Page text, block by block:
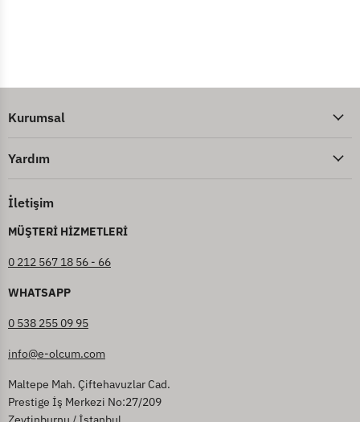
Kurumsal
Yardım
İletişim
MÜŞTERİ HİZMETLERİ
0 212 567 18 56 - 66
WHATSAPP
0 538 255 09 95
info@e-olcum.com
Maltepe Mah. Çiftehavuzlar Cad.
Prestige İş Merkezi No:27/209